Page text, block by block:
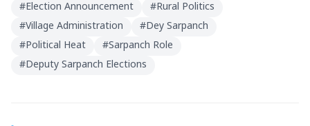
#Election Announcement #Rural Politics
#Village Administration #Dey Sarpanch
#Political Heat #Sarpanch Role
#Deputy Sarpanch Elections